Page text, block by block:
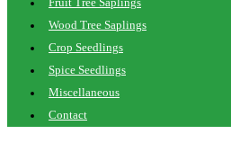
Fruit Tree Saplings
Wood Tree Saplings
Crop Seedlings
Spice Seedlings
Miscellaneous
Contact